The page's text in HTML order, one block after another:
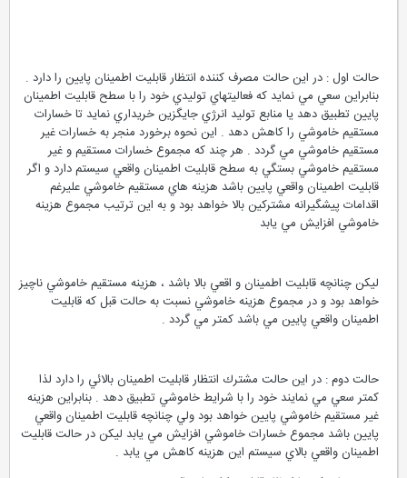
حالت اول : در اين حالت مصرف كننده انتظار قابليت اطمينان پايين را دارد .
بنابراين سعي مي نمايد كه فعاليتهاي توليدي خود را با سطح قابليت اطمينان
پايين تطبيق دهد يا منابع توليد انرژي جايگزين خريداري نمايد تا خسارات
مستقيم خاموشي را كاهش دهد . اين نحوه برخورد منجر به خسارات غير
مستقيم خاموشي مي گردد . هر چند كه مجموع خسارات مستقيم و غير
مستقيم خاموشي بستگي به سطح قابليت اطمينان واقعي سيستم دارد و اگر
قابليت اطمينان واقعي پايين باشد هزينه هاي مستقيم خاموشي عليرغم
اقدامات پيشگيرانه مشتركين بالا خواهد بود و به اين ترتيب مجموع هزينه
خاموشي افزايش مي يابد
ليكن چنانچه قابليت اطمينان و اقعي بالا باشد ، هزينه مستقيم خاموشي ناچيز
خواهد بود و در مجموع هزينه خاموشي نسبت به حالت قبل كه قابليت
اطمينان واقعي پايين مي باشد كمتر مي گردد .
حالت دوم : در اين حالت مشترك انتظار قابليت اطمينان بالائي را دارد لذا
كمتر سعي مي نمايند خود را با شرايط خاموشي تطبيق دهد . بنابراين هزينه
غير مستقيم خاموشي پايين خواهد بود ولي چنانچه قابليت اطمينان واقعي
پايين باشد مجموع خسارات خاموشي افزايش مي يابد ليكن در حالت قابليت
اطمينان واقعي بالاي سيستم اين هزينه كاهش مي يابد .